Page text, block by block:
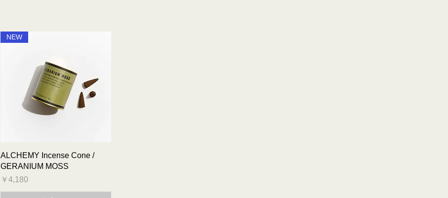
クイックビュー
NEW
ALCHEMY Incense Cone /
GERANIUM MOSS
価格
￥4,180